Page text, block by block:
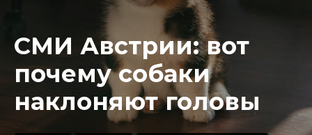
СМИ Австрии: вот
почему собаки
наклоняют головы